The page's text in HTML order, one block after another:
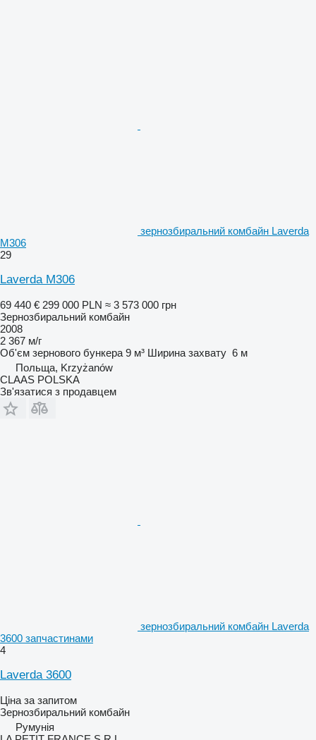
зернозбиральний комбайн Laverda
M306
29
Laverda M306
69 440 € 299 000 PLN ≈ 3 573 000 грн
Зернозбиральний комбайн
2008
2 367 м/г
Об'єм зернового бункера 9 м³ Ширина захвату 6 м
Польща, Krzyżanów
CLAAS POLSKA
Зв'язатися з продавцем
зернозбиральний комбайн Laverda
3600 запчастинами
4
Laverda 3600
Ціна за запитом
Зернозбиральний комбайн
Румунія